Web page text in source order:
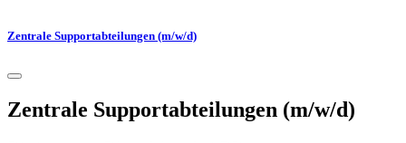
Zentrale Supportabteilungen (m/w/d)
Zentrale Supportabteilungen (m/w/d)